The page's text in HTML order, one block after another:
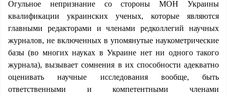
Огульное непризнание со стороны МОН Украины
квалификации украинских ученых, которые являются
главными редакторами и членами редколлегий научных
журналов, не включенных в упомянутые наукометрические
базы (во многих науках в Украине нет ни одного такого
журнала), вызывает сомнения в их способности адекватно
оценивать научные исследования вообще, быть
ответственными и компетентными членами